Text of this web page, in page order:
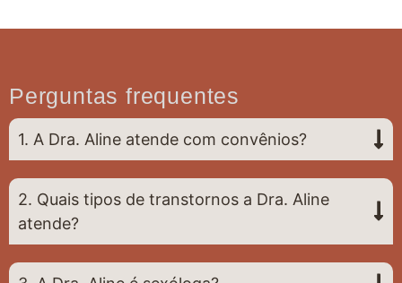
Perguntas frequentes
1. A Dra. Aline atende com convênios?
2. Quais tipos de transtornos a Dra. Aline
atende?